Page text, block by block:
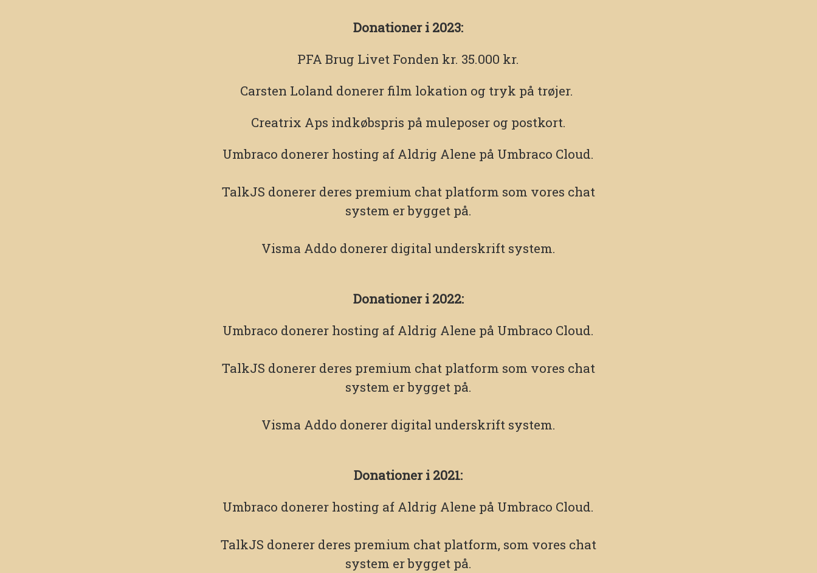
Donationer i 2023:
PFA Brug Livet Fonden kr. 35.000 kr.
Carsten Loland donerer film lokation og tryk på trøjer.
Creatrix Aps indkøbspris på muleposer og postkort.
Umbraco donerer hosting af Aldrig Alene på Umbraco Cloud.
TalkJS donerer deres premium chat platform som vores chat
system er bygget på.
Visma Addo donerer digital underskrift system.
Donationer i 2022:
Umbraco donerer hosting af Aldrig Alene på Umbraco Cloud.
TalkJS donerer deres premium chat platform som vores chat
system er bygget på.
Visma Addo donerer digital underskrift system.
Donationer i 2021:
Umbraco donerer hosting af Aldrig Alene på Umbraco Cloud.
TalkJS donerer deres premium chat platform, som vores chat
system er bygget på.